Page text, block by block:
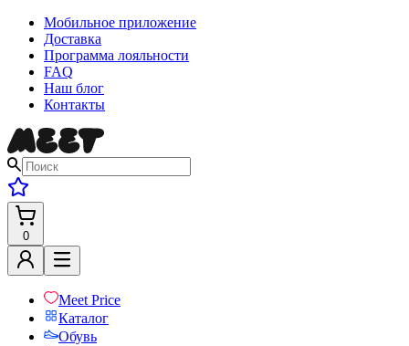
Мобильное приложение
Доставка
Программа лояльности
FAQ
Наш блог
Контакты
0
Meet Price
Каталог
Обувь